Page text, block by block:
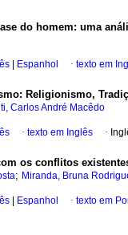
do homem: uma
Espanhol · texto em
: Religionismo,
Carlos André Macêdo
· texto em Inglês ·
os conflitos
; Miranda, Bruna
Espanhol · texto em